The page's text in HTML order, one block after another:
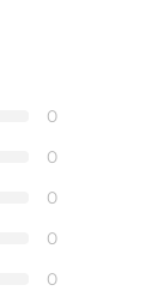
0
0
0
0
0